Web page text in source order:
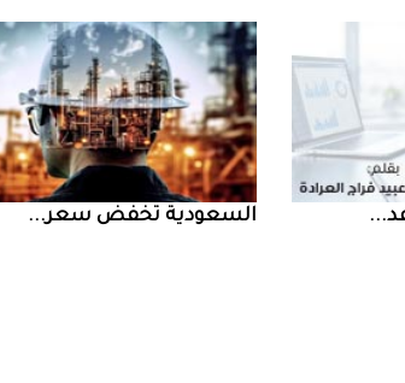
السعودية‭ ‬تخفض‭ ‬سعر‭ ...